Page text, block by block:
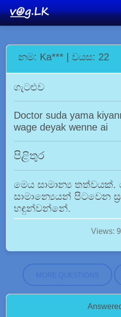
නම: Ka*** | වයස: 22
ගැටළුව
Doctor suda yama
wage deyak wenne ai
පිළිතුර
මෙය සාමාන්‍ය
සාමාන්‍යෙයන් පිටවෙන
හඳුන්වන්නේ.
Views:
MORE QUESTIONS